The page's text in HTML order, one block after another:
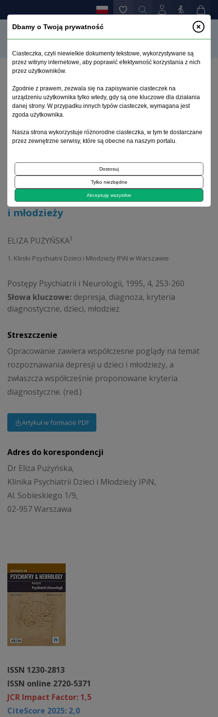
ISSN 1230-2813
ISSN online 2720-5371
JCR Impact Factor: 1,5
CiteScore 2025: 2,0
Kryteria diagnostyczne depresji u dzieci i młodzieży
Archiwum 1992–2014
Leczenie i rehabilitacja depresji
Kryteria diagnostyczne depresji u dzieci
i młodzieży
ELIZA PUŻYŃSKA1
1. Kliniki Psychiatrii Dzieci i Młodzieży IPiN w Warszawie
Postępy Psychiatrii i Neurologii, 1995, 4, 253-260
Słowa kluczowe: depresja, diagnoza, kryteria
diagnostyczne, dzieci, młodzież
Streszczenie
Opracowanie zawiera współczesne poglądy na temat
rozpoznawania depresji u dzieci i młodzieży, a
zwłaszcza współcześnie proponowane kryteria
diagnostyczne. (red.)
Artykuł w formacie PDF
Adres do korespondencji
Dr Eliza Pużyńska,
Klinika Psychiatrii Dzieci i Młodzieży IPiN,
Al. Sobieskiego 1/9,
02-957 Warszawa
Dbamy o Twoją prywatność
Ciasteczka, czyli niewielkie dokumenty tekstowe, wykorzystywane są
przez witryny internetowe, aby poprawić efektywność korzystania z nich
przez użytkowników.
Zgodnie z prawem, zezwala się na zapisywanie ciasteczek na
urządzeniu użytkownika tylko wtedy, gdy są one kluczowe dla działania
danej strony. W przypadku innych typów ciasteczek, wymagana jest
zgoda użytkownika.
Nasza strona wykorzystuje różnorodne ciasteczka, w tym te dostarczane
przez zewnętrzne serwisy, które są obecne na naszym portalu.
Dostosuj
Tylko niezbędne
Akceptuję wszystkie